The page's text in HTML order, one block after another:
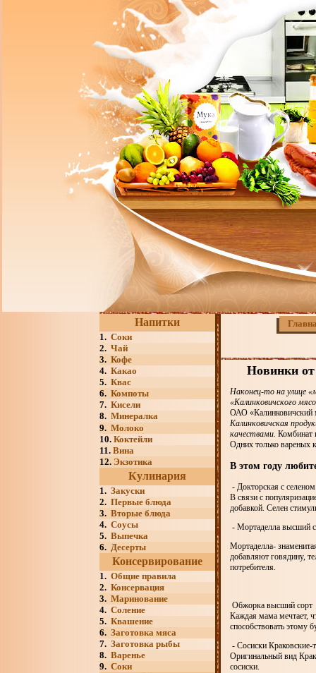
Напитки
1. Соки
2. Чай
3. Кофе
4. Какао
5. Квас
6. Компоты
7. Кисели
8. Минералка
9. Молоко
10. Коктейли
11. Вина
12. Экзотика
Кулинария
1. Закуски
2. Первые блюда
3. Вторые блюда
4. Соусы
5. Выпечка
6. Десерты
Консервирование
1. Общие правила
2. Консервация
3. Маринование
4. Соление
5. Квашение
6.Заготовка мяса
7. Заготовка рыбы
8. Варенье
9. Соки
Новинки от
Наконец-то на улице
«Калинковичского
ОАО «Калинковичский
Калинковичская
качествами. Комбинат
Одних только вареных
В этом году
- Докторская с
В связи с
добавкой. Селен
- Мортаделла высший
Мортаделла-
добавляют говядину,
потребителя.
Обжорка высший сорт
Каждая мама мечтает,
способствовать этому
- Сосиски Краковские-
Оригинальный вид
сосиски.